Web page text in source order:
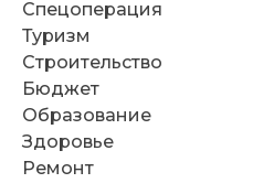
Спецоперация
Туризм
Строительство
Бюджет
Образование
Здоровье
Ремонт